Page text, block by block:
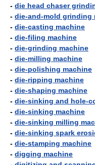
- die head chaser
- die-and-mold grinding
- die-casting machine
- die-filing machine
- die-grinding machine
- die-milling machine
- die-polishing machine
- die-ripping machine
- die-shaping machine
- die-sinking and hole-
- die-sinking machine
- die-sinking milling
- die-sinking spark
- die-stamping machine
- digging machine